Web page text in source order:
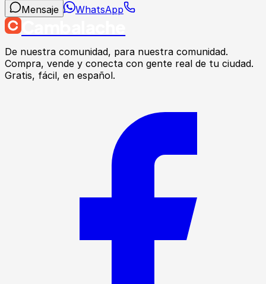
Mensaje
WhatsApp
De nuestra comunidad, para nuestra comunidad.
Compra, vende y conecta con gente real de tu ciudad.
Gratis, fácil, en español.